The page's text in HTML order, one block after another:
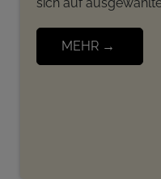
MEHR →